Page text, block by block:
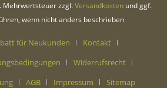
Mehrwertsteuer zzgl.Versandkosten und ggf.
wenn nicht anders beschrieben
für Neukunden
Kontakt
Widerrufsrecht
AGB Impressum Sitemap